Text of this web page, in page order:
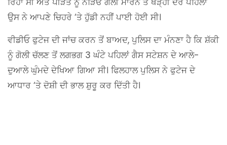
ਉਸ ਨੇ ਆਪਣੇ ਚਿਹਰੇ ‘ਤੇ ਹੁੱਡੀ ਨਹੀਂ ਪਾਈ ਹੋਈ ਸੀ।
ਵੀਡੀਓ ਫੁਟੇਜ ਦੀ ਜਾਂਚ ਕਰਨ ਤੋਂ ਬਾਅਦ, ਪੁਲਿਸ ਦਾ ਮੰਨਣਾ ਹੈ ਕਿ ਸ਼ੱਕੀ
ਨੂੰ ਗੋਲੀ ਚੱਲਣ ਤੋਂ ਲਗਭਗ 3 ਘੰਟੇ ਪਹਿਲਾਂ ਗੈਸ ਸਟੇਸ਼ਨ ਦੇ ਆਲੇ-
ਦੁਆਲੇ ਘੁੰਮਦੇ ਦੇਖਿਆ ਗਿਆ ਸੀ। ਫਿਲਹਾਲ ਪੁਲਿਸ ਨੇ ਫੁਟੇਜ ਦੇ
ਆਧਾਰ ‘ਤੇ ਦੋਸ਼ੀ ਦੀ ਭਾਲ ਸ਼ੁਰੂ ਕਰ ਦਿੱਤੀ ਹੈ।